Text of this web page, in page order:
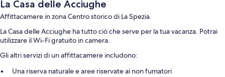
La Casa delle Acciughe
Affittacamere in zona Centro storico di La Spezia
La Casa delle Acciughe ha tutto ciò che serve per la tua vacanza. Potrai
utilizzare il Wi-Fi gratuito in camera.
Gli altri servizi di un affittacamere includono:
Una riserva naturale e aree riservate ai non fumatori